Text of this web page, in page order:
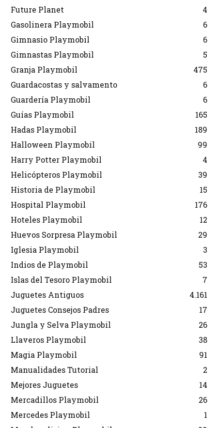
Future Planet
4
Gasolinera Playmobil
6
Gimnasio Playmobil
6
Gimnastas Playmobil
5
Granja Playmobil
475
Guardacostas y salvamento
6
Guardería Playmobil
6
Guías Playmobil
165
Hadas Playmobil
189
Halloween Playmobil
99
Harry Potter Playmobil
4
Helicópteros Playmobil
39
Historia de Playmobil
15
Hospital Playmobil
176
Hoteles Playmobil
12
Huevos Sorpresa Playmobil
29
Iglesia Playmobil
3
Indios de Playmobil
53
Islas del Tesoro Playmobil
7
Juguetes Antiguos
4.161
Juguetes Consejos Padres
17
Jungla y Selva Playmobil
26
Llaveros Playmobil
38
Magia Playmobil
91
Manualidades Tutorial
2
Mejores Juguetes
14
Mercadillos Playmobil
26
Mercedes Playmobil
1